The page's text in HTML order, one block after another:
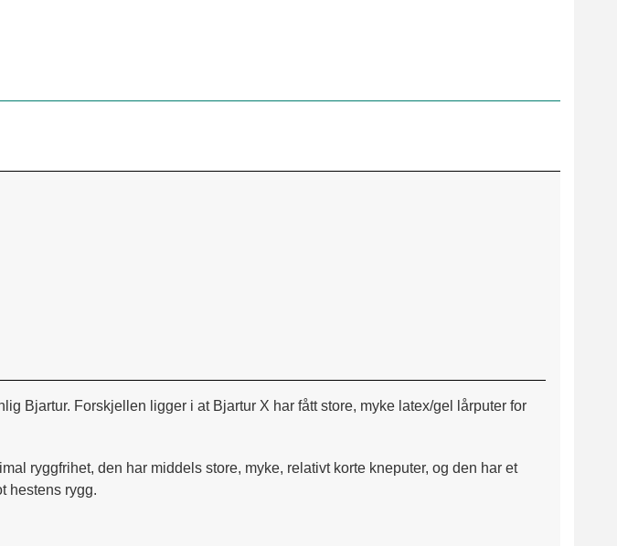
Bjartur. Forskjellen ligger i at Bjartur X har fått store, myke latex/gel lårputer for
ryggfrihet, den har middels store, myke, relativt korte kneputer, og den har et
hestens rygg.